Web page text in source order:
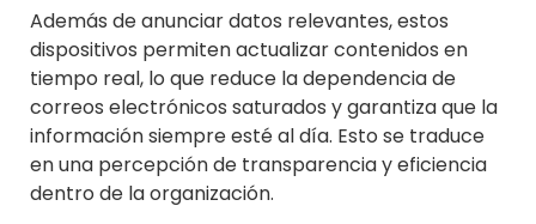
Además de anunciar datos relevantes, estos
dispositivos permiten actualizar contenidos en
tiempo real, lo que reduce la dependencia de
correos electrónicos saturados y garantiza que la
información siempre esté al día. Esto se traduce
en una percepción de transparencia y eficiencia
dentro de la organización.